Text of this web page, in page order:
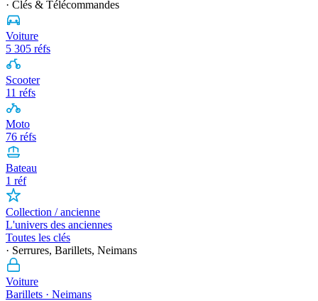
· Clés & Télécommandes
Voiture
5 305 réfs
Scooter
11 réfs
Moto
76 réfs
Bateau
1 réf
Collection / ancienne
L'univers des anciennes
Toutes les clés
· Serrures, Barillets, Neimans
Voiture
Barillets · Neimans